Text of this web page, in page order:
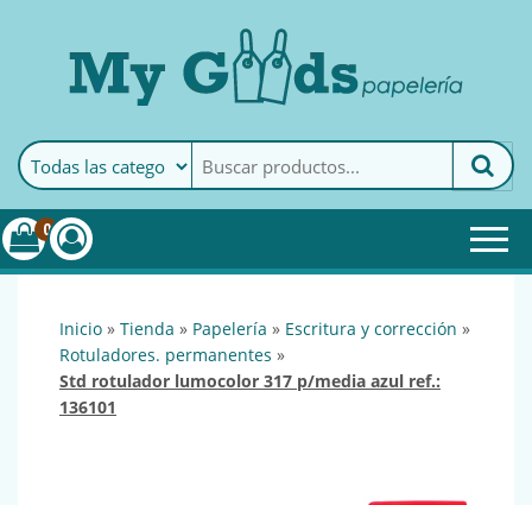
MyGoods · PapeleríaMy Goods es tu papelería
online de confianza. Podrás
encontrar todo lo necesario
0
inicio » tienda » papelería » escritura y corrección »
rotuladores. permanentes »
std rotulador lumocolor 317 p/media azul ref.:
136101